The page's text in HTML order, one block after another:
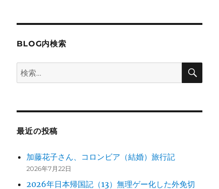
ョ
BLOG内検索
検
索:
検
最近の投稿
加藤花子さん、コロンビア（結婚）旅行記
2026年7月22日
2026年日本帰国記（13）無理ゲー化した外免切